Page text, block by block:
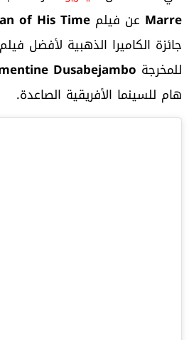
Marre عن فيلم of His Time
جائزة الكاميرا الذهبية لأفضل
للمخرجة Dusabejambo
هام للسينما الأفريقية الصاعدة.